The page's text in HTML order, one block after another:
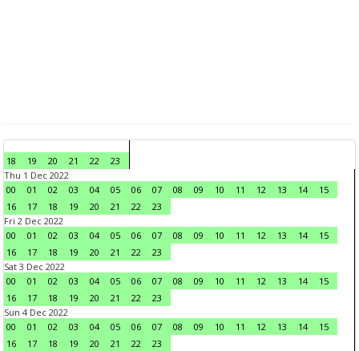
18 19 20 21 22
23
Thu 1 Dec 2022
00
01 02 03 04 05 06 07 08 09 10 11 12 13 14
15
16
17 18 19 20 21 22
23
Fri 2 Dec 2022
00
01 02 03 04 05 06 07 08 09 10 11 12 13 14
15
16
17 18 19 20 21 22
23
Sat 3 Dec 2022
00
01 02 03 04 05 06 07 08 09 10 11 12 13 14
15
16
17 18 19 20 21 22
23
Sun 4 Dec 2022
00
01 02 03 04 05 06 07 08 09 10 11 12 13 14
15
16
17 18 19 20 21 22
23